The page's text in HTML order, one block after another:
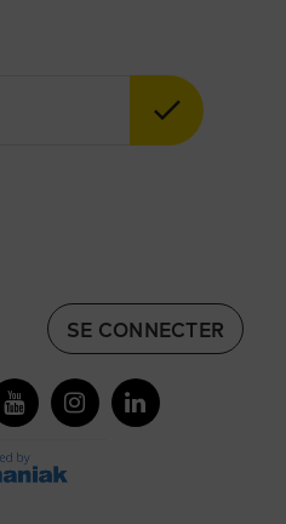
SE CONNECTER